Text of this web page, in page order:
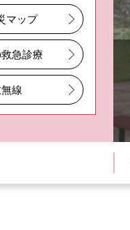
マップ
急診療
線